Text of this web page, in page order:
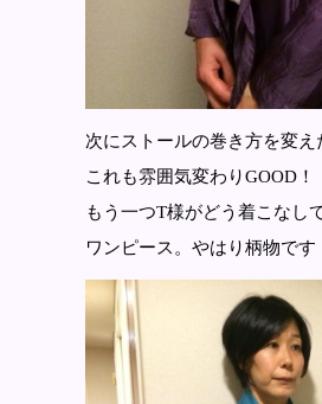
次にストールの巻き方を変え
これも雰囲気変わりGOOD！
もう一つT様がどう着こなし
ワンピース。やはり柄物です